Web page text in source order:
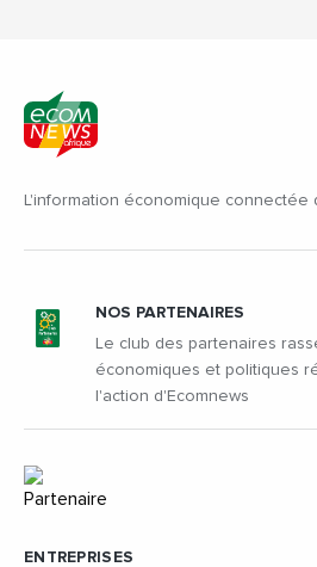
L'information économique connectée
ENTREPRISES
NOS PARTENAIRES
Le club des partenaires
économiques et politiques
l'action d'Ecomnews